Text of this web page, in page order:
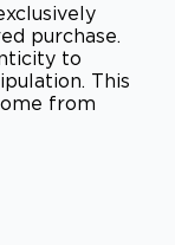
purchase.
to
This
from